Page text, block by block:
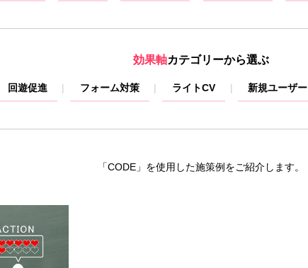
効果軸カテゴリーから選ぶ
回遊促進 フォーム対策 ライトCV 新規ユーザー
「CODE」を使用した施策例をご紹介します。